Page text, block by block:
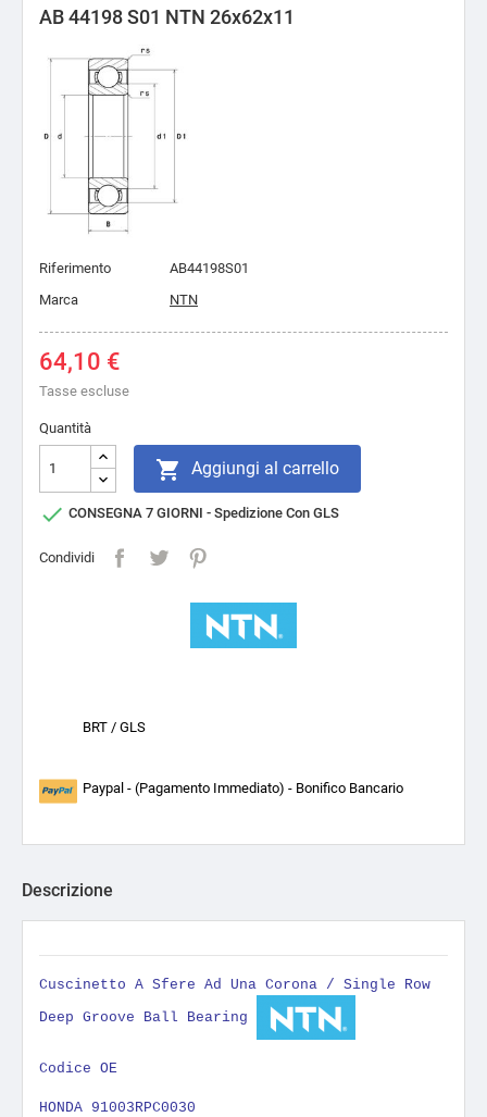
AB 44198 S01 NTN 26x62x11
Riferimento
AB44198S01
Marca
NTN
64,10 €
Tasse escluse
Quantità
 Aggiungi al carrello
 CONSEGNA 7 GIORNI - Spedizione Con GLS
Condividi
BRT / GLS
Paypal - (Pagamento Immediato) - Bonifico Bancario
Descrizione
Cuscinetto A Sfere Ad Una Corona / Single Row
Deep Groove Ball Bearing
Codice OE
HONDA 91003RPC0030